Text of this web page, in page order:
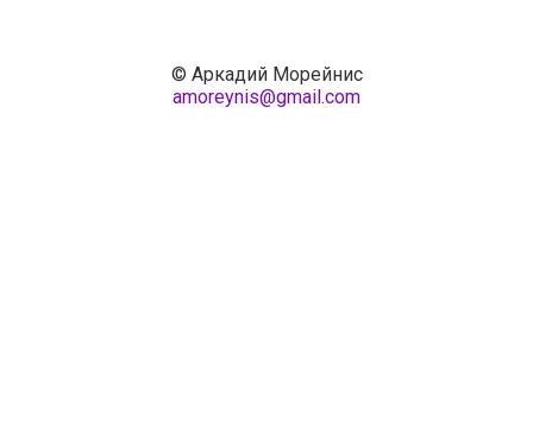
© Аркадий Морейнис
amoreynis@gmail.com